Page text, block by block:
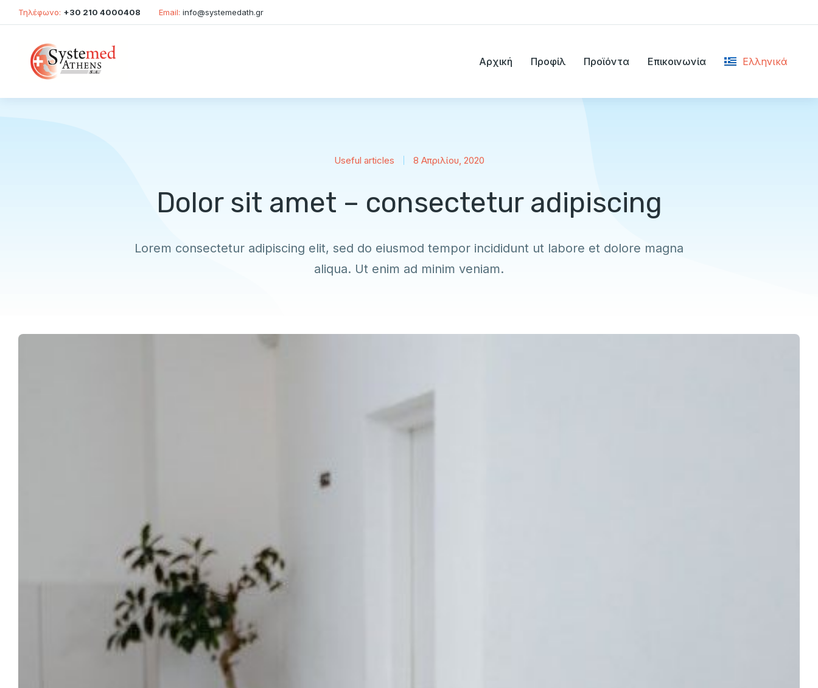
Τηλέφωνο: +30 210 4000408 Email: info@systemedath.gr
Αρχική Προφίλ Προϊόντα Επικοινωνία Ελληνικά
English
Useful articles 8 Απριλίου, 2020
Dolor sit amet – consectetur adipiscing
Lorem consectetur adipiscing elit, sed do eiusmod tempor incididunt ut labore et dolore magna
aliqua. Ut enim ad minim veniam.